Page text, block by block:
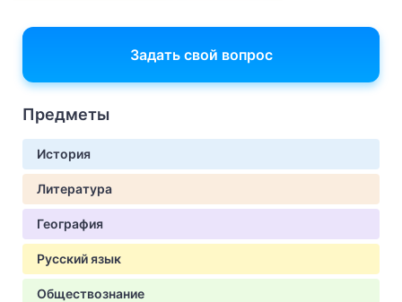
Задать свой вопрос
Предметы
История
Литература
География
Русский язык
Обществознание